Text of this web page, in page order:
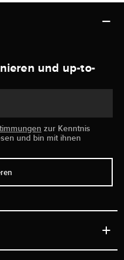
und up-to-
zur Kenntnis
und bin mit ihnen